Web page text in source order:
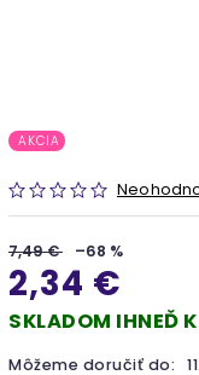
AKCIA
7,49 € –68 %
2,34 €
SKLADOM IHNEĎ
Môžeme doručiť do: